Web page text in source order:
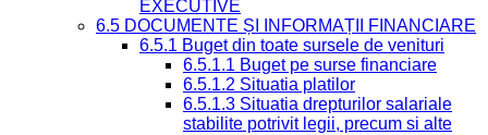
EXECUTIVE
6.5 DOCUMENTE ȘI INFORMAȚII FINANCIARE
6.5.1 Buget din toate sursele de venituri
6.5.1.1 Buget pe surse financiare
6.5.1.2 Situatia platilor
6.5.1.3 Situatia drepturilor salariale
stabilite potrivit legii, precum si alte